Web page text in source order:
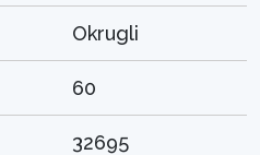
Okrugli
60
32695